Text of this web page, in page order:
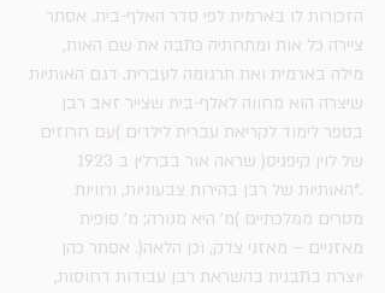
הזכורות לו בארמית לפי סדר האלף-בית. אסתר
ציירה כל אות ומתחתיה כתבה את שם האות,
מילה בארמית ואת תרגומה לעברית. דגם האותיות
שיצרה הוא מחווה לאלף-בית שצייר זאב רבן
בספר לימוד לקריאת עברית לילדים )עם חרוזים
.*האותיות של רבן בהירות צבעוניות, ורוויות
מסרים ממלכתיים )מ' היא מנורה; מ' סופית
מאזניים – מאזני צדק, וכן הלאה(. אסתר כהן
יוצרת בתבנית בהשראת רבן עבודות דחוסות,